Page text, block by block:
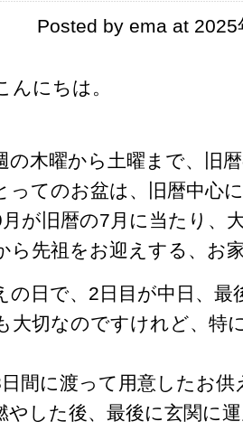
Posted by ema at
んにちは。
の木曜から土曜まで、旧
ってのお盆は、旧暦中心
が旧暦の7月に当たり、
ら先祖をお迎えする、お
の日で、2日目が中日、最
大切なのですけれど、特
間に渡って用意したお
やした後、最後に玄関に